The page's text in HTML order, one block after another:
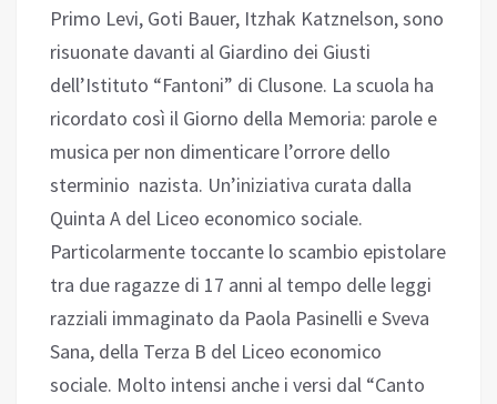
Primo Levi, Goti Bauer, Itzhak Katznelson, sono
risuonate davanti al Giardino dei Giusti
dell’Istituto “Fantoni” di Clusone. La scuola ha
ricordato così il Giorno della Memoria: parole e
musica per non dimenticare l’orrore dello
sterminio nazista. Un’iniziativa curata dalla
Quinta A del Liceo economico sociale.
Particolarmente toccante lo scambio epistolare
tra due ragazze di 17 anni al tempo delle leggi
razziali immaginato da Paola Pasinelli e Sveva
Sana, della Terza B del Liceo economico
sociale. Molto intensi anche i versi dal “Canto